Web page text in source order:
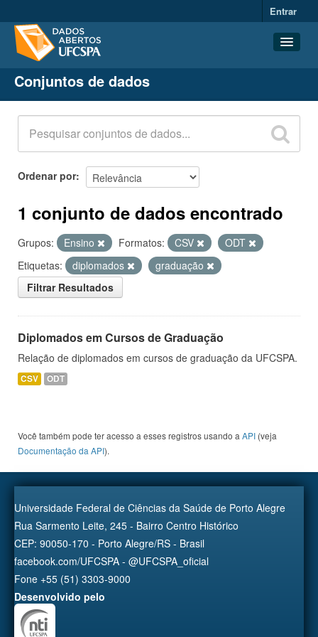
Entrar
Conjuntos de dados
Organizações
Grupos
Sobre
Conjuntos de dados
Ordenar por
1 conjunto de dados encontrado
Grupos: Ensino Formatos: CSV
ODT
Etiquetas:
diplomados
graduação
Filtrar Resultados
Diplomados em Cursos de Graduação
Relação de diplomados em cursos de graduação da UFCSPA.
CSV ODT
Você também pode ter acesso a esses registros usando a API (veja
Documentação da API).
Universidade Federal de Ciências da Saúde de Porto Alegre
Rua Sarmento Leite, 245 - Bairro Centro Histórico
CEP: 90050-170 - Porto Alegre/RS - Brasil
facebook.com/UFCSPA - @UFCSPA_oficial
Fone +55 (51) 3303-9000
Desenvolvido pelo